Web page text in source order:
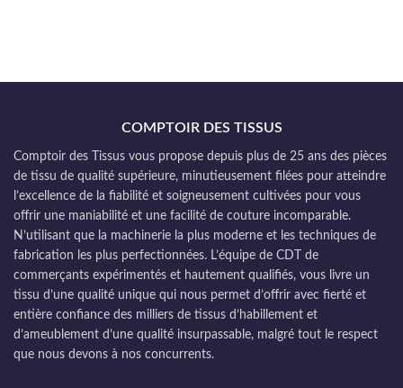
COMPTOIR DES TISSUS
Comptoir des Tissus vous propose depuis plus de 25 ans des pièces
de tissu de qualité supérieure, minutieusement filées pour atteindre
l’excellence de la fiabilité et soigneusement cultivées pour vous
offrir une maniabilité et une facilité de couture incomparable.
N’utilisant que la machinerie la plus moderne et les techniques de
fabrication les plus perfectionnées. L’équipe de CDT de
commerçants expérimentés et hautement qualifiés, vous livre un
tissu d’une qualité unique qui nous permet d’offrir avec fierté et
entière confiance des milliers de tissus d’habillement et
d’ameublement d’une qualité insurpassable, malgré tout le respect
que nous devons à nos concurrents.